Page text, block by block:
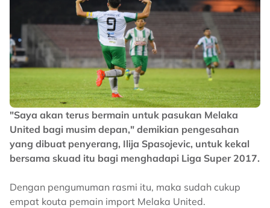
"Saya akan terus bermain untuk pasukan Melaka
United bagi musim depan," demikian pengesahan
yang dibuat penyerang, Ilija Spasojevic, untuk kekal
bersama skuad itu bagi menghadapi Liga Super 2017.
Dengan pengumuman rasmi itu, maka sudah cukup
empat kouta pemain import Melaka United.